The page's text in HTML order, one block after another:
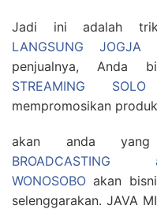
Jadi ini adalah
LANGSUNG JOGJA
penjualnya, Anda
STREAMING SOLO
mempromosikan
akan anda yang
BROADCASTING
WONOSOBO akan
selenggarakan. JAVA